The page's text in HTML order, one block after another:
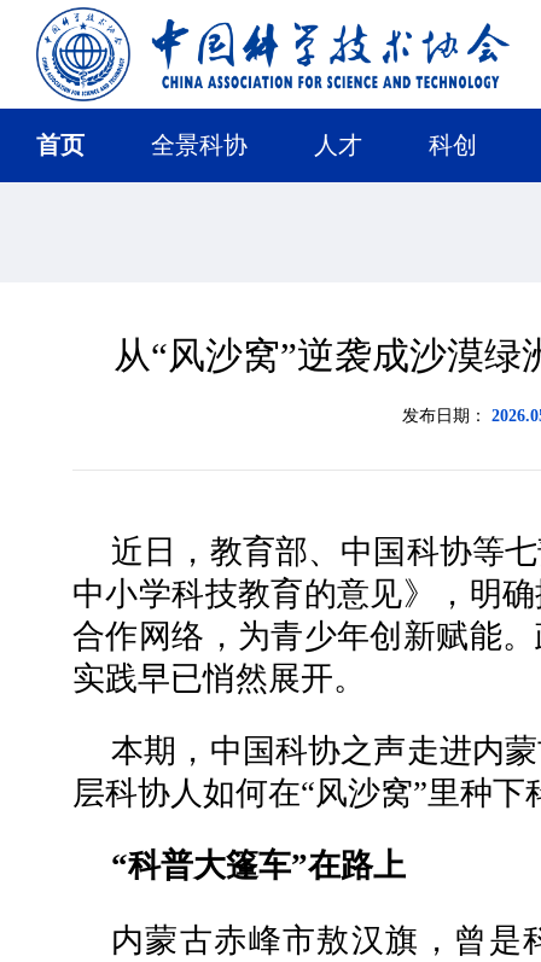
首页 全景科协 人才 科创
从“风沙窝”逆袭成沙漠
发布日期：
近日，教育部、中国科协等
中小学科技教育的意见》，明
合作网络，为青少年创新赋能
实践早已悄然展开。
本期，中国科协之声走进内
层科协人如何在“风沙窝”里种下
“科普大篷车”在路上
内蒙古赤峰市敖汉旗，曾是